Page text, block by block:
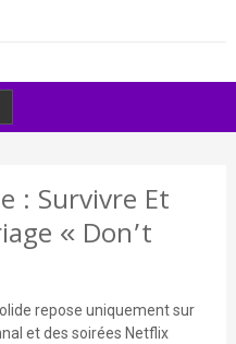
: Survivre Et
« Don’t
repose uniquement sur
et des soirées Netflix